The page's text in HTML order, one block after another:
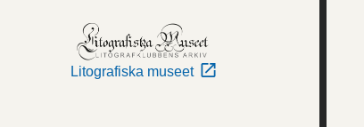
Litografiska museet